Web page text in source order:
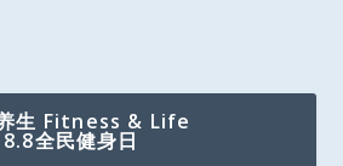
生 Fitness & Life
全民健身日